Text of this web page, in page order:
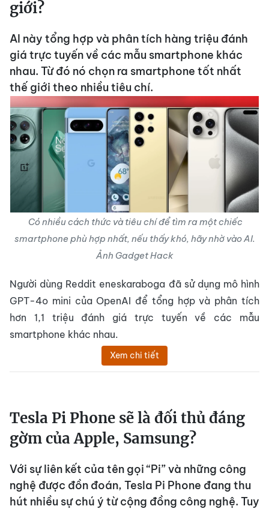
giới?
AI này tổng hợp và phân tích hàng triệu đánh
giá trực tuyến về các mẫu smartphone khác
nhau. Từ đó nó chọn ra smartphone tốt nhất
thế giới theo nhiều tiêu chí.
Có nhiều cách thức và tiêu chí để tìm ra một chiếc
smartphone phù hợp nhất, nếu thấy khó, hãy nhờ vào AI.
Ảnh Gadget Hack
Người dùng Reddit eneskaraboga đã sử dụng mô hình
GPT-4o mini của OpenAI để tổng hợp và phân tích
hơn 1,1 triệu đánh giá trực tuyến về các mẫu
smartphone khác nhau.
Xem chi tiết
Tesla Pi Phone sẽ là đối thủ đáng
gờm của Apple, Samsung?
Với sự liên kết của tên gọi “Pi” và những công
nghệ được đồn đoán, Tesla Pi Phone đang thu
hút nhiều sự chú ý từ cộng đồng công nghệ. Tuy